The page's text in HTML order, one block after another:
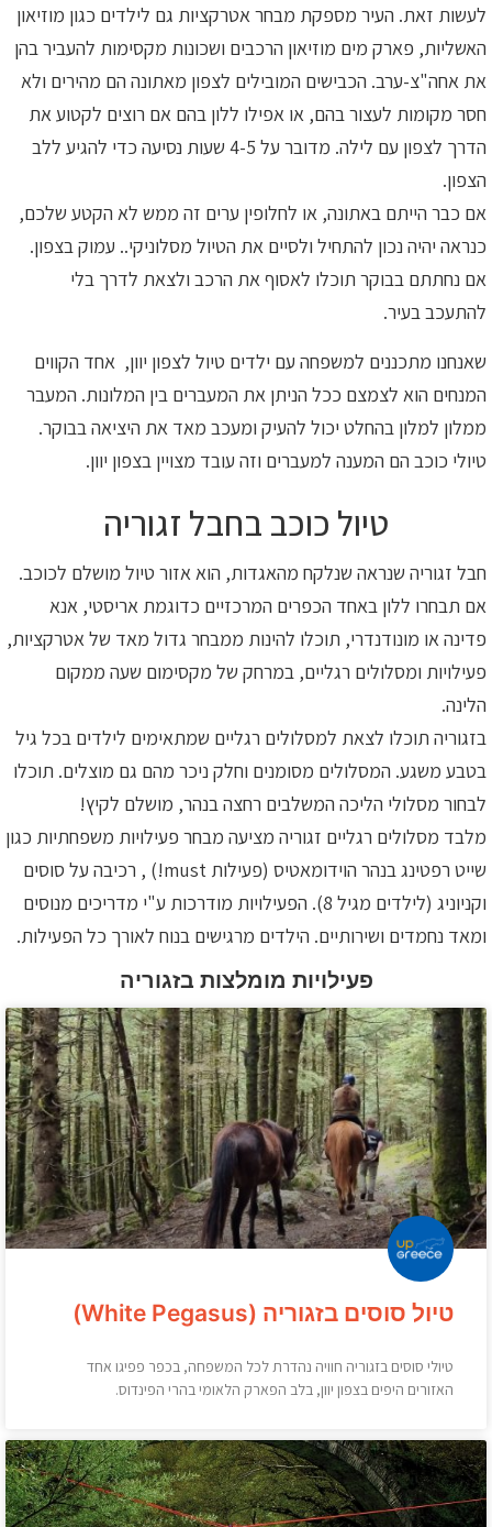
לעשות זאת. העיר מספקת מבחר אטרקציות גם לילדים כגון מוזיאון
האשליות, פארק מים מוזיאון הרכבים ושכונות מקסימות להעביר בהן
את אחה"צ-ערב. הכבישים המובילים לצפון מאתונה הם מהירים ולא
חסר מקומות לעצור בהם, או אפילו ללון בהם אם רוצים לקטוע את
הדרך לצפון עם לילה. מדובר על 4-5 שעות נסיעה כדי להגיע ללב
הצפון.
אם כבר הייתם באתונה, או לחלופין ערים זה ממש לא הקטע שלכם,
כנראה יהיה נכון להתחיל ולסיים את הטיול מסלוניקי.. עמוק בצפון.
אם נחתתם בבוקר תוכלו לאסוף את הרכב ולצאת לדרך בלי
להתעכב בעיר.
שאנחנו מתכננים למשפחה עם ילדים טיול לצפון יוון, אחד הקווים
המנחים הוא לצמצם ככל הניתן את המעברים בין המלונות. המעבר
ממלון למלון בהחלט יכול להעיק ומעכב מאד את היציאה בבוקר.
טיולי כוכב הם המענה למעברים וזה עובד מצויין בצפון יוון.
טיול כוכב בחבל זגוריה
חבל זגוריה שנראה שנלקח מהאגדות, הוא אזור טיול מושלם לכוכב.
אם תבחרו ללון באחד הכפרים המרכזיים כדוגמת אריסטי, אנא
פדינה או מונודנדרי, תוכלו להינות ממבחר גדול מאד של אטרקציות,
פעילויות ומסלולים רגליים, במרחק של מקסימום שעה ממקום
הלינה.
בזגוריה תוכלו לצאת למסלולים רגליים שמתאימים לילדים בכל גיל
בטבע משגע. המסלולים מסומנים וחלק ניכר מהם גם מוצלים. תוכלו
לבחור מסלולי הליכה המשלבים רחצה בנהר, מושלם לקיץ!
מלבד מסלולים רגליים זגוריה מציעה מבחר פעילויות משפחתיות כגון
שייט רפטינג בנהר הוידומאטיס (פעילות must!) , רכיבה על סוסים
וקניוניג (לילדים מגיל 8). הפעילויות מודרכות ע"י מדריכים מנוסים
ומאד נחמדים ושירותיים. הילדים מרגישים בנוח לאורך כל הפעילות.
פעילויות מומלצות בזגוריה
טיול סוסים בזגוריה (White Pegasus)
טיולי סוסים בזגוריה חוויה נהדרת לכל המשפחה, בכפר פפיגו אחד
האזורים היפים בצפון יוון, בלב הפארק הלאומי בהרי הפינדוס.